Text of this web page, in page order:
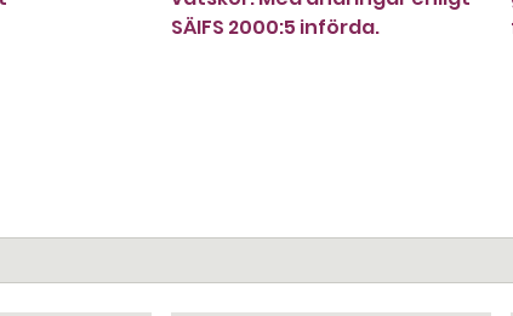
SÄIFS 2000:5 införda.